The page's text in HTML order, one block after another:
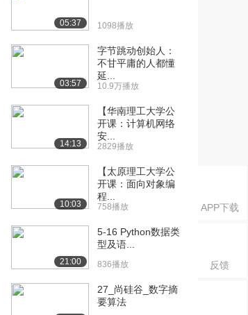
APP下载
反馈
[16] 010_尚硅谷_Linux下
08:38
[17] 010_尚硅谷_Linux下
VSC...
08:44
_Windows下搭...
_Windows下搭...
[20] 012_尚硅谷
_Windows下搭...
05:37 1098播放
03:57
字节跳动创始人：
不甘平庸的人都懂
延...
10.9万播放
14:13
【华南理工大学公
开课：计算机网络
安...
2829播放
10:03
【太原理工大学公
开课：面向对象编
程...
758播放
21:00
5-16 Python数据类
型及语...
836播放
27_尚硅谷_数字摘
要算法